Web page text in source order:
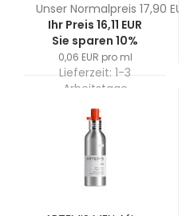
Unser Normalpreis 17,90 EUR
Ihr Preis 16,11 EUR
Sie sparen 10%
0,06 EUR pro ml
Lieferzeit: 1-3
Arbeitstage